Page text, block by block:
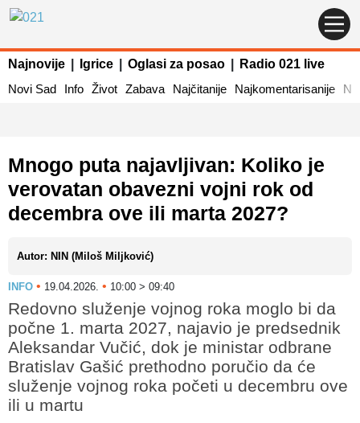
Najnovije Igrice Oglasi za posao
Radio 021 live
Novi Sad
Info Život Zabava Najčitanije Najkomentarisanije
Mnogo puta najavljivan: Koliko je
verovatan obavezni vojni rok od
decembra ove ili marta 2027?
Autor: NIN (Miloš Miljković)
INFO • 19.04.2026. • 10:00 > 09:40
Redovno služenje vojnog roka moglo bi da
počne 1. marta 2027, najavio je predsednik
Aleksandar Vučić, dok je ministar odbrane
Bratislav Gašić prethodno poručio da će
služenje vojnog roka početi u decembru ove
ili u martu